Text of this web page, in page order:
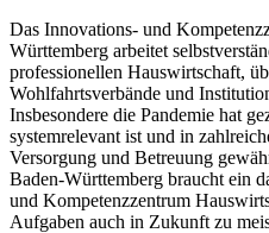
Das Innovations- und
Württemberg arbeitet
professionellen Hauswirtschaft,
Wohlfahrtsverbände und
Insbesondere die Pandemie hat
systemrelevant ist und in
Versorgung und Betreuung
Baden-Württemberg braucht ein
und Kompetenzzentrum
Aufgaben auch in Zukunft zu